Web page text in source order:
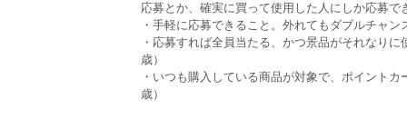
応募とか、確実に買って使用した人にしか応募
・手軽に応募できること。外れてもダブルチャ
・応募すれば全員当たる、かつ景品がそれなり
歳）
・いつも購入している商品が対象で、ポイント
歳）